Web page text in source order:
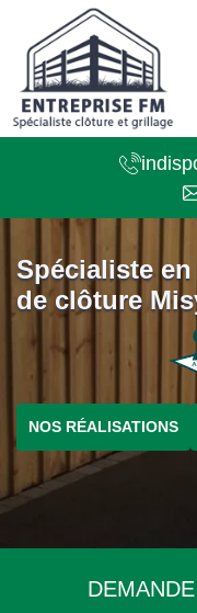
Spécialiste
de clôture
NOS RÉALISATIONS